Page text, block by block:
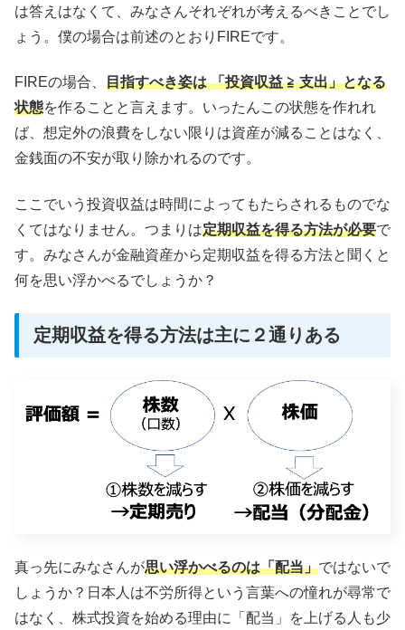
は答えはなくて、みなさんそれぞれが考えるべきことでし
ょう。僕の場合は前述のとおりFIREです。
FIREの場合、 目指すべき姿は 「投資収益 ≧ 支出」となる
状態を作ることと言えます。いったんこの状態を作れれ
ば、想定外の浪費をしない限りは資産が減ることはなく、
金銭面の不安が取り除かれるのです。
ここでいう投資収益は時間によってもたらされるものでな
くてはなりません。つまりは定期収益を得る方法が必要で
す。みなさんが金融資産から定期収益を得る方法と聞くと
何を思い浮かべるでしょうか？
定期収益を得る方法は主に２通りある
真っ先にみなさんが思い浮かべるのは「配当」ではないで
しょうか？日本人は不労所得という言葉への憧れが尋常で
はなく、株式投資を始める理由に「配当」を上げる人も少